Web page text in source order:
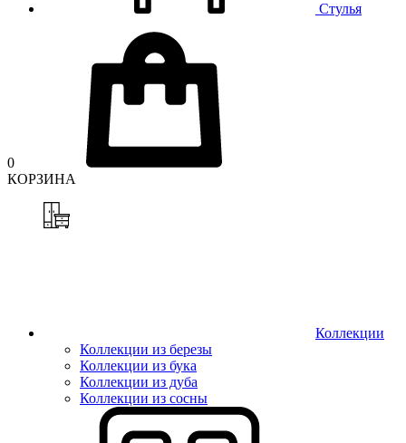
Стулья
0
КОРЗИНА
Коллекции
Коллекции из березы
Коллекции из бука
Коллекции из дуба
Коллекции из сосны